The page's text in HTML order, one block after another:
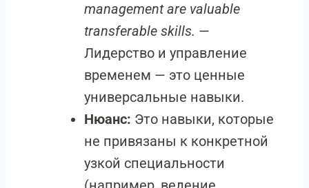
management are valuable
transferable skills. —
Лидерство и управление
временем — это ценные
универсальные навыки.
Нюанс: Это навыки, которые
не привязаны к конкретной
узкой специальности